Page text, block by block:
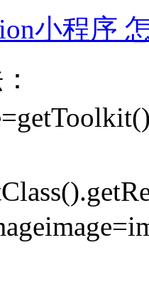
小程序